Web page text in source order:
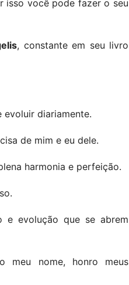
isso você pode fazer o seu
, constante em seu livro
evoluir diariamente.
de mim e eu dele.
harmonia e perfeição.
e evolução que se abrem
meu nome, honro meus